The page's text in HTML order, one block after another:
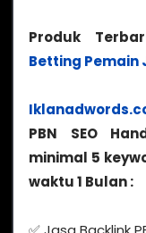
Produk
Betting Pemain
PBN SEO
minimal 5
waktu 1 Bulan :